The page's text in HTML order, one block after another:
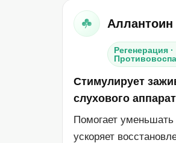
Аллантоин
Регенерация ·
Стимулирует
слухового
Помогает уменьшать
ускоряет